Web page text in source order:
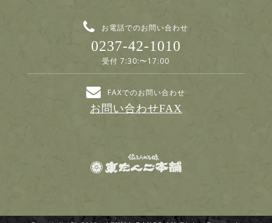
お電話でのお問い合わせ
0237-42-1010
受付 7:30:〜17:00
FAXでのお問い合わせ
お問い合わせFAX